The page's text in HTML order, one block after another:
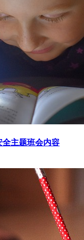
全主题班会内容